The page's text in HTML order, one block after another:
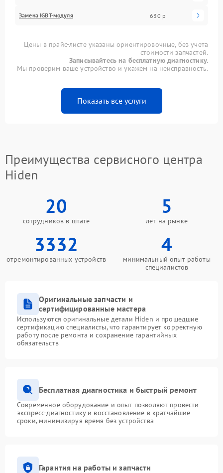
Замена IGBT-модуля 630 р
Цены в прайс-листе указаны ориентировочные, без учета
стоимости запчастей.
Записывайтесь на бесплатную диагностику.
Мы проверим ваше устройство и укажем на неисправность.
Показать все услуги
Преимущества сервисного центра
Hiden
20
сотрудников в штате
5
лет на рынке
3332
отремонтированных устройств
4
минимальный опыт работы
специалистов
Оригинальные запчасти и
сертифицированные мастера
Используются оригинальные детали Hiden и прошедшие
сертификацию специалисты, что гарантирует корректную
работу после ремонта и сохранение гарантийных
обязательств
Бесплатная диагностика и быстрый ремонт
Современное оборудование и опыт позволяют провести
экспресс-диагностику и восстановление в кратчайшие
сроки, минимизируя время без устройства
Гарантия на работы и запчасти